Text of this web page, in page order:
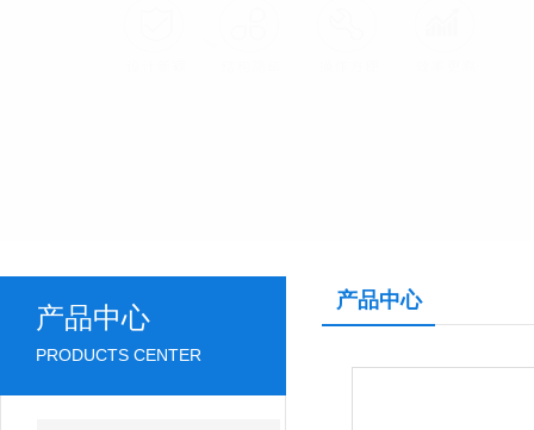
产品中心
PRODUCTS CENTER
产品中心